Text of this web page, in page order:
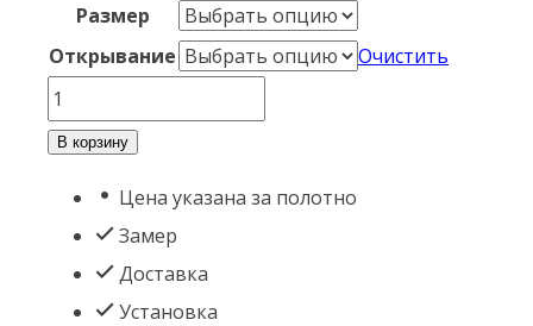
Размер
Открывание
Очистить
Количество
товара
Серая
Термо
В корзину
Цена указана за полотно
Замер
Доставка
Установка